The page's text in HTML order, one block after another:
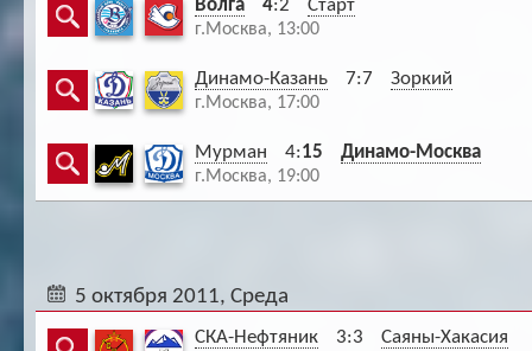
Волга 4:2 Старт
г.Москва, 13:00
Динамо-Казань 7:7 Зоркий
г.Москва, 17:00
Мурман 4:15 Динамо-Москва
г.Москва, 19:00
5 октября 2011, Среда
СКА-Нефтяник 3:3 Саяны-Хакасия